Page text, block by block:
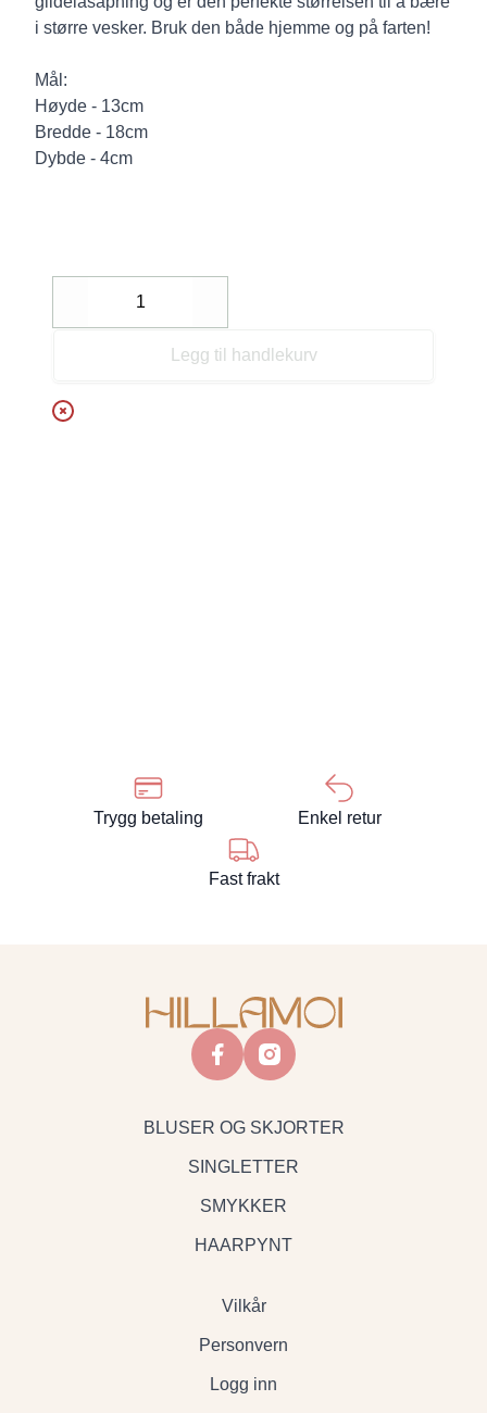
i større vesker. Bruk den både hjemme og på farten!
Mål:
Høyde - 13cm
Bredde - 18cm
Dybde - 4cm
Decrease
Legg til handlekurv
Trygg betaling Enkel retur
Fast frakt
facebookinstagram
BLUSER OG SKJORTER
SINGLETTER
SMYKKER
HAARPYNT
Vilkår
Personvern
Logg inn